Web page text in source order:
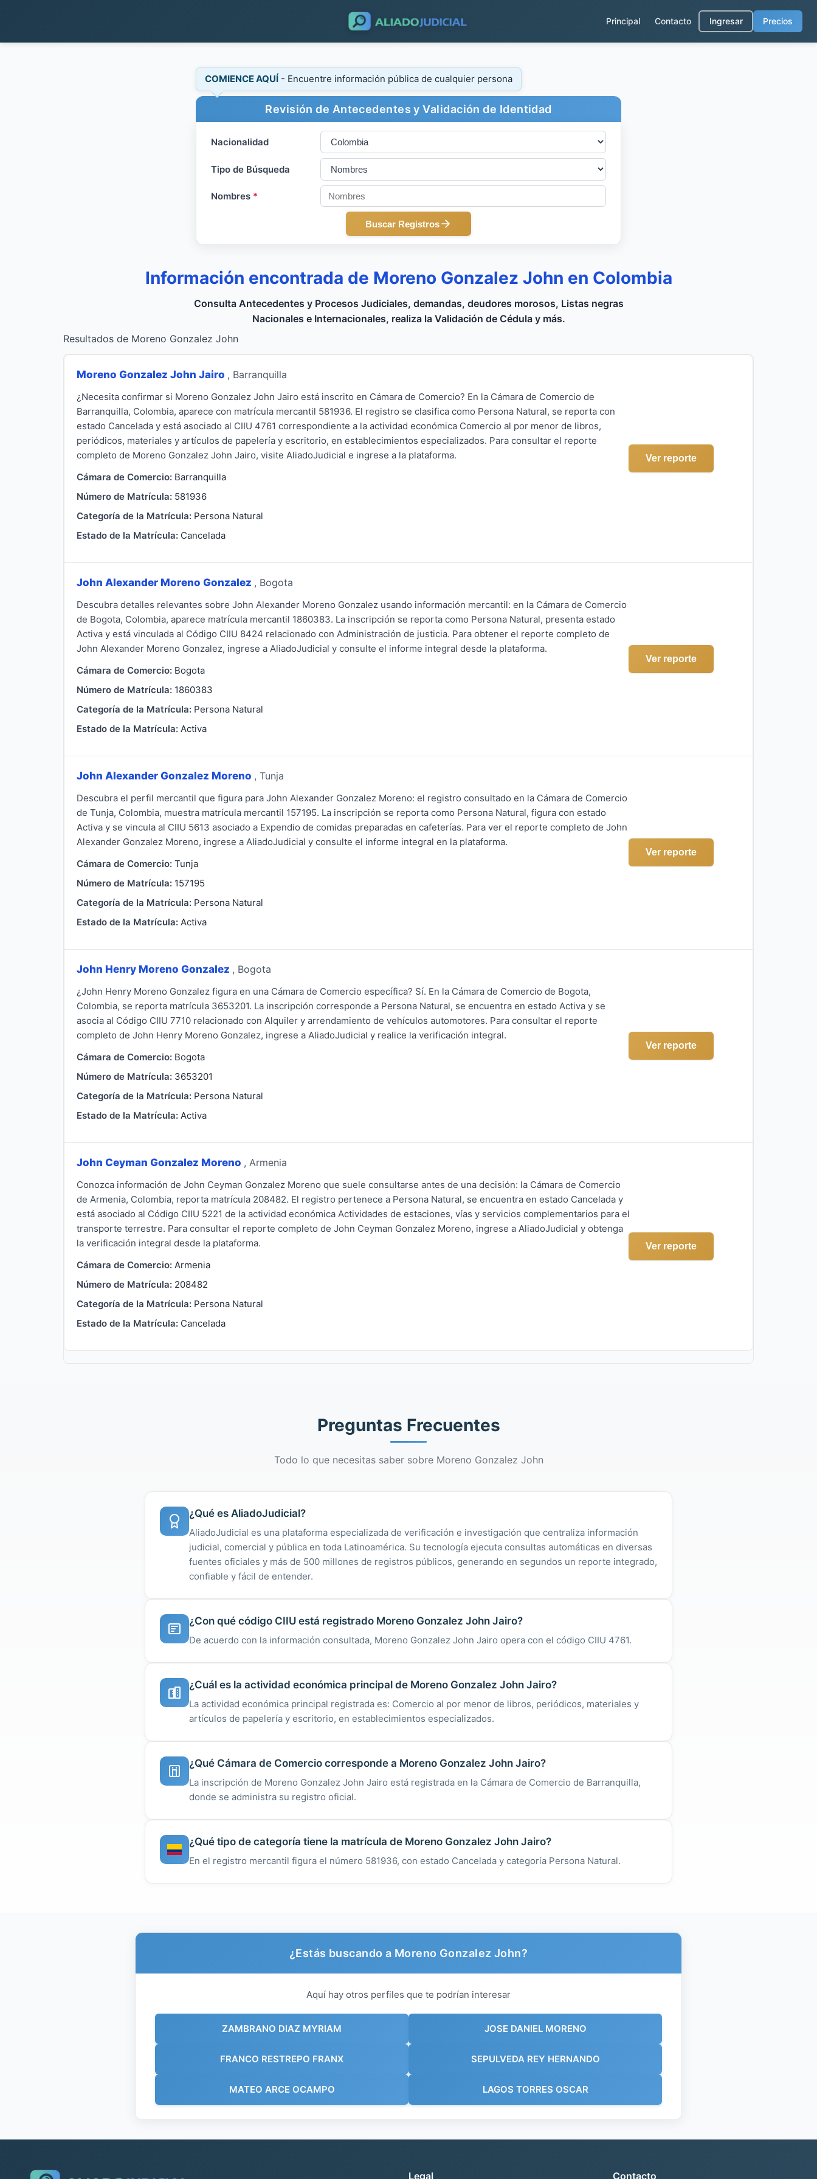
Principal Contacto Ingresar Precios
COMIENCE AQUÍ - Encuentre información pública de cualquier persona
Revisión de Antecedentes y Validación de Identidad
Nacionalidad
Tipo de Búsqueda
Nombres *
Buscar Registros
Información encontrada de Moreno Gonzalez John en Colombia
Consulta Antecedentes y Procesos Judiciales, demandas, deudores morosos, Listas negras
Nacionales e Internacionales, realiza la Validación de Cédula y más.
Resultados de Moreno Gonzalez John
Moreno Gonzalez John Jairo , Barranquilla
¿Necesita confirmar si Moreno Gonzalez John Jairo está inscrito en Cámara de Comercio? En la Cámara de Comercio de
Barranquilla, Colombia, aparece con matrícula mercantil 581936. El registro se clasifica como Persona Natural, se reporta con
estado Cancelada y está asociado al CIIU 4761 correspondiente a la actividad económica Comercio al por menor de libros,
periódicos, materiales y artículos de papelería y escritorio, en establecimientos especializados. Para consultar el reporte
completo de Moreno Gonzalez John Jairo, visite AliadoJudicial e ingrese a la plataforma.
Cámara de Comercio: Barranquilla
Número de Matrícula: 581936
Categoría de la Matrícula: Persona Natural
Estado de la Matrícula: Cancelada
Ver reporte
John Alexander Moreno Gonzalez , Bogota
Descubra detalles relevantes sobre John Alexander Moreno Gonzalez usando información mercantil: en la Cámara de Comercio
de Bogota, Colombia, aparece matrícula mercantil 1860383. La inscripción se reporta como Persona Natural, presenta estado
Activa y está vinculada al Código CIIU 8424 relacionado con Administración de justicia. Para obtener el reporte completo de
John Alexander Moreno Gonzalez, ingrese a AliadoJudicial y consulte el informe integral desde la plataforma.
Cámara de Comercio: Bogota
Número de Matrícula: 1860383
Categoría de la Matrícula: Persona Natural
Estado de la Matrícula: Activa
Ver reporte
John Alexander Gonzalez Moreno , Tunja
Descubra el perfil mercantil que figura para John Alexander Gonzalez Moreno: el registro consultado en la Cámara de Comercio
de Tunja, Colombia, muestra matrícula mercantil 157195. La inscripción se reporta como Persona Natural, figura con estado
Activa y se vincula al CIIU 5613 asociado a Expendio de comidas preparadas en cafeterías. Para ver el reporte completo de John
Alexander Gonzalez Moreno, ingrese a AliadoJudicial y consulte el informe integral en la plataforma.
Cámara de Comercio: Tunja
Número de Matrícula: 157195
Categoría de la Matrícula: Persona Natural
Estado de la Matrícula: Activa
Ver reporte
John Henry Moreno Gonzalez , Bogota
¿John Henry Moreno Gonzalez figura en una Cámara de Comercio específica? Sí. En la Cámara de Comercio de Bogota,
Colombia, se reporta matrícula 3653201. La inscripción corresponde a Persona Natural, se encuentra en estado Activa y se
asocia al Código CIIU 7710 relacionado con Alquiler y arrendamiento de vehículos automotores. Para consultar el reporte
completo de John Henry Moreno Gonzalez, ingrese a AliadoJudicial y realice la verificación integral.
Cámara de Comercio: Bogota
Número de Matrícula: 3653201
Categoría de la Matrícula: Persona Natural
Estado de la Matrícula: Activa
Ver reporte
John Ceyman Gonzalez Moreno , Armenia
Conozca información de John Ceyman Gonzalez Moreno que suele consultarse antes de una decisión: la Cámara de Comercio
de Armenia, Colombia, reporta matrícula 208482. El registro pertenece a Persona Natural, se encuentra en estado Cancelada y
está asociado al Código CIIU 5221 de la actividad económica Actividades de estaciones, vías y servicios complementarios para el
transporte terrestre. Para consultar el reporte completo de John Ceyman Gonzalez Moreno, ingrese a AliadoJudicial y obtenga
la verificación integral desde la plataforma.
Cámara de Comercio: Armenia
Número de Matrícula: 208482
Categoría de la Matrícula: Persona Natural
Estado de la Matrícula: Cancelada
Ver reporte
Preguntas Frecuentes
Todo lo que necesitas saber sobre Moreno Gonzalez John
¿Qué es AliadoJudicial?
AliadoJudicial es una plataforma especializada de verificación e investigación que centraliza información
judicial, comercial y pública en toda Latinoamérica. Su tecnología ejecuta consultas automáticas en diversas
fuentes oficiales y más de 500 millones de registros públicos, generando en segundos un reporte integrado,
confiable y fácil de entender.
¿Con qué código CIIU está registrado Moreno Gonzalez John Jairo?
De acuerdo con la información consultada, Moreno Gonzalez John Jairo opera con el código CIIU 4761.
¿Cuál es la actividad económica principal de Moreno Gonzalez John Jairo?
La actividad económica principal registrada es: Comercio al por menor de libros, periódicos, materiales y
artículos de papelería y escritorio, en establecimientos especializados.
¿Qué Cámara de Comercio corresponde a Moreno Gonzalez John Jairo?
La inscripción de Moreno Gonzalez John Jairo está registrada en la Cámara de Comercio de Barranquilla,
donde se administra su registro oficial.
¿Qué tipo de categoría tiene la matrícula de Moreno Gonzalez John Jairo?
En el registro mercantil figura el número 581936, con estado Cancelada y categoría Persona Natural.
¿Estás buscando a Moreno Gonzalez John?
Aquí hay otros perfiles que te podrían interesar
ZAMBRANO DIAZ MYRIAM
FRANCO RESTREPO FRANX
MATEO ARCE OCAMPO
JOSE DANIEL MORENO
SEPULVEDA REY HERNANDO
LAGOS TORRES OSCAR
Legal Contacto